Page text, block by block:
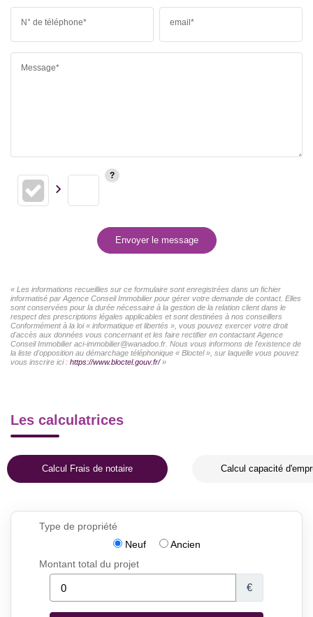
N° de téléphone* email*
Message*
Envoyer le message
« Les informations recueillies sur ce formulaire sont enregistrées dans un fichier
informatisé par Agence Conseil Immobilier pour gérer votre demande de contact. Elles
sont conservées pour la durée nécessaire à la gestion de la relation client dans le
respect des prescriptions légales applicables et sont destinées à nos conseillers
Conformément à la loi « informatique et libertés », vous pouvez exercer votre droit
d'accès aux données vous concernant et les faire rectifier en contactant Agence
Conseil Immobilier aci-immobilier@wanadoo.fr. Nous vous informons de l'existence de
la liste d'opposition au démarchage téléphonique « Bloctel », sur laquelle vous pouvez
vous inscrire ici : https://www.bloctel.gouv.fr/»
Les calculatrices
Calcul Frais de notaire Calcul capacité